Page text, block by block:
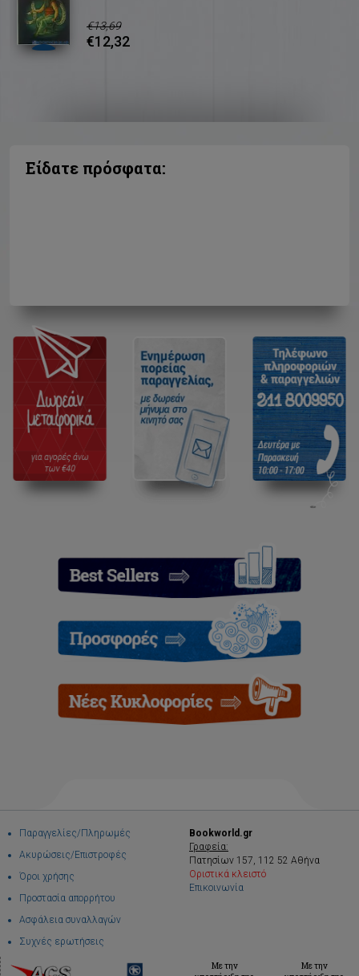
€13,69
€12,32
Είδατε πρόσφατα:
Παραγγελίες/Πληρωμές
Ακυρώσεις/Επιστροφές
Όροι χρήσης
Προστασία απορρήτου
Ασφάλεια συναλλαγών
Συχνές ερωτήσεις
Bookworld.gr
Γραφεία:
Πατησίων 157, 112 52 Αθήνα
Οριστικά κλειστό
Επικοινωνία
Με την
Με την